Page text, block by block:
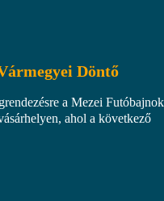
Döntő
a Mezei
ahol a következő